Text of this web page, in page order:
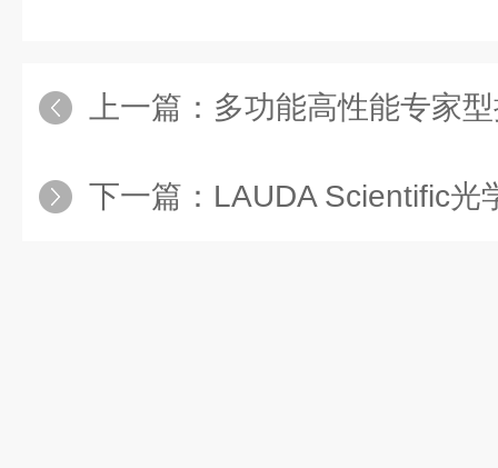
上一篇： 多功能高性能专家型
下一篇： LAUDA Scientific光学接触角测量仪特色之光